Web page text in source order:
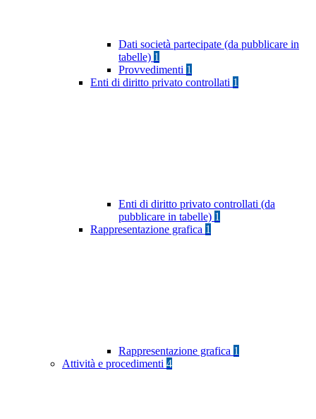
Dati società partecipate (da pubblicare in
tabelle) 1
Provvedimenti 1
Enti di diritto privato controllati 1
Enti di diritto privato controllati (da
pubblicare in tabelle) 1
Rappresentazione grafica 1
Rappresentazione grafica 1
Attività e procedimenti 4